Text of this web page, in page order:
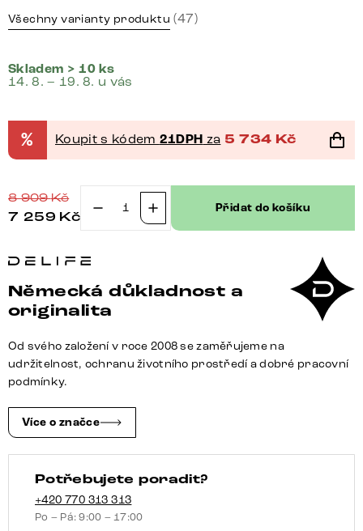
Všechny varianty produktu (47)
Skladem > 10 ks
14. 8. – 19. 8. u vás
% Koupit s kódem 21DPH za 5 734 Kč
8 909Kč
7 259 Kč
Luan-
s
područkami
žinylka
rezavá
široká
černá
otočná
o
360°
houpací
Přidat do košíku
Německá důkladnost a
originalita
Od svého založení v roce 2008 se zaměřujeme na
udržitelnost, ochranu životního prostředí a dobré pracovní
podmínky.
Více o značce
Potřebujete poradit?
+420 770 313 313
Po – Pá: 9:00 – 17:00